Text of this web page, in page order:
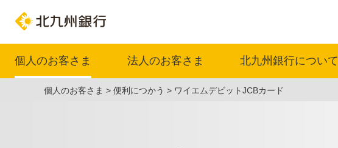
個人のお客さま 法人のお客さま 北九州銀行について
個人のお客さま 便利につかう ワイエムデビットJCBカード